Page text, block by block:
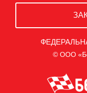
© ООО